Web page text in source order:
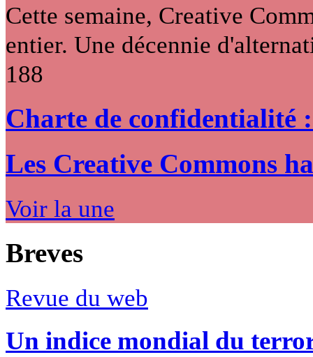
Cette semaine, Creative
entier. Une décennie
188
Charte de confidentialité
Les Creative Commons
Voir la une
Breves
Revue du web
Un indice mondial du